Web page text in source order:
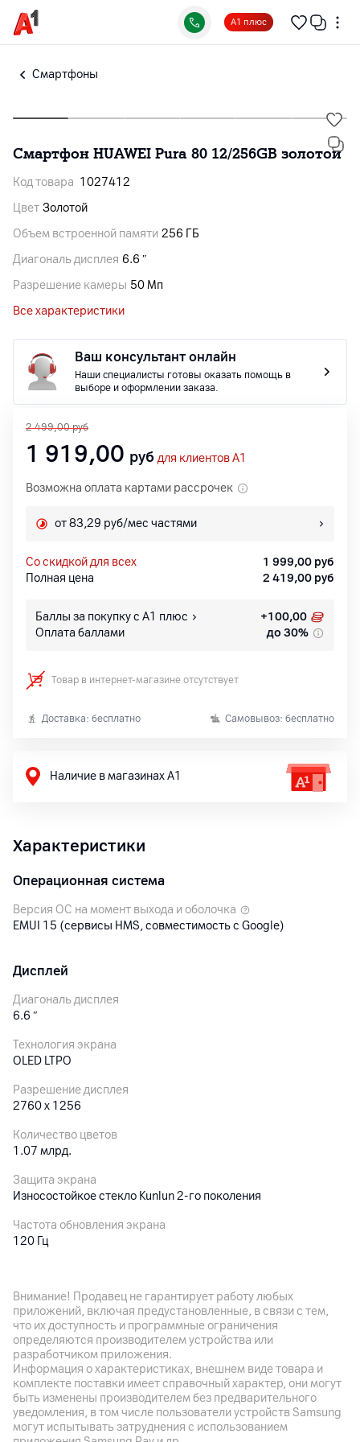
А1 плюс
Смартфоны
Смартфон HUAWEI Pura 80 12/256GB золотой
Код товара 1027412
Цвет Золотой
Объем встроенной памяти 256 ГБ
Диагональ дисплея 6.6 ″
Разрешение камеры 50 Мп
Все характеристики
Ваш консультант онлайн
Наши специалисты готовы оказать помощь в
выборе и оформлении заказа.
2 499,00 руб
1 919,00 руб для клиентов A1
Возможна оплата картами рассрочек
от 83,29 руб/мес частями
со скидкой для всех 1 999,00 руб
Полная цена
2 419,00 руб
Баллы за покупку с А1 плюс +100,00
Оплата баллами
до 30%
Товар в интернет-магазине отсутствует
Доставка: бесплатно Самовывоз: бесплатно
Наличие в магазинах А1
Характеристики
Операционная система
Версия ОС на момент выхода и оболочка
EMUI 15 (сервисы HMS, совместимость с Google)
Дисплей
Диагональ дисплея
6.6 ″
Технология экрана
OLED LTPO
Разрешение дисплея
2760 x 1256
Количество цветов
1.07 млрд.
Защита экрана
Износостойкое стекло Kunlun 2-го поколения
Частота обновления экрана
120 Гц
до 300 Гц
Основная камера
Разрешение камеры
50Мп
Разрешение видео
3840 x 2160
Внимание! Продавец не гарантирует работу любых
приложений, включая предустановленные, в связи с тем,
что их доступность и программные ограничения
определяются производителем устройства или
разработчиком приложения.
Информация о характеристиках, внешнем виде товара и
комплекте поставки имеет справочный характер, они могут
быть изменены производителем без предварительного
уведомления, в том числе пользователи устройств Samsung
могут испытывать затруднения с использованием